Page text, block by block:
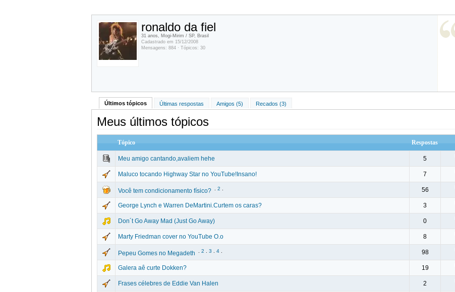
ronaldo da fiel
31 anos, Mogi-Mirim / SP, Brasil
Cadastrado em 15/12/2008
Mensagens: 884 · Tópicos: 30
Últimos tópicos Últimas respostas Amigos (5) Recados (3)
Meus últimos tópicos
Tópico Respostas
Meu amigo cantando,avaliem hehe 5
Maluco tocando Highway Star no YouTube!Insano! 7
Você tem condicionamento físico? 2 56
George Lynch e Warren DeMartini.Curtem os caras? 3
Don´t Go Away Mad (Just Go Away) 0
Marty Friedman cover no YouTube O.o 8
Pepeu Gomes no Megadeth 2 3 4 98
Galera aê curte Dokken? 19
Frases célebres de Eddie Van Halen 2